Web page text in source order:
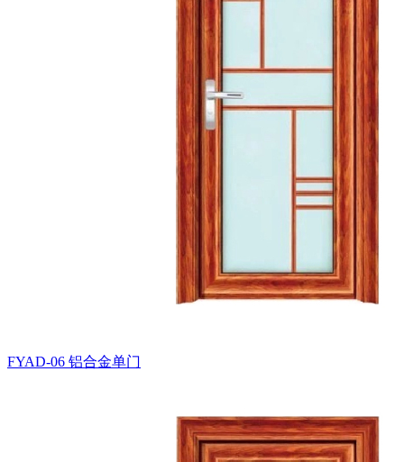
FYAD-06 铝合金单门